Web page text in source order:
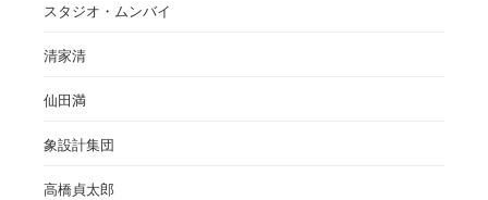
スタジオ・ムンバイ
清家清
仙田満
象設計集団
高橋貞太郎